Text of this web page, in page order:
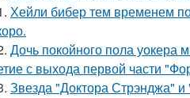
Хейли бибер тем временем
Дочь покойного пола уокера
с выхода первой части
Звезда "Доктора Стрэнджа"